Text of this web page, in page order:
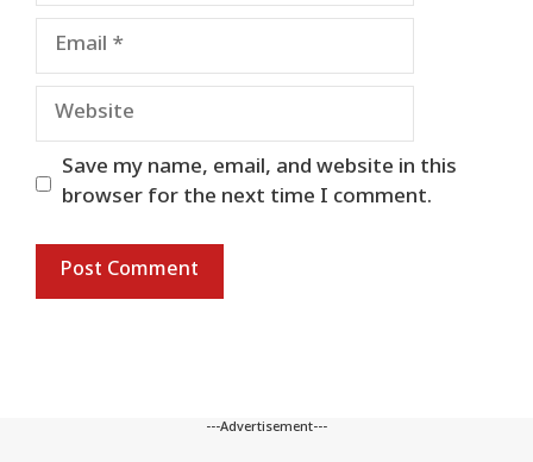
Email
Website
Save my name, email, and website in this
browser for the next time I comment.
---Advertisement---